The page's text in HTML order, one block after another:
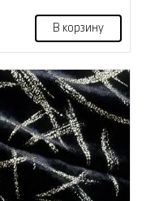
В корзину